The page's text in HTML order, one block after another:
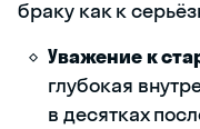
браку как к
Уважение к
глубокая
в десятках